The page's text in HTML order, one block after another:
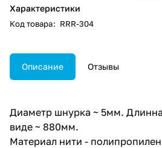
Характеристики
Код товара: RRR-304
Описание Отзывы
Диаметр шнурка ~ 5мм.
виде ~ 880мм.
Материал нити -